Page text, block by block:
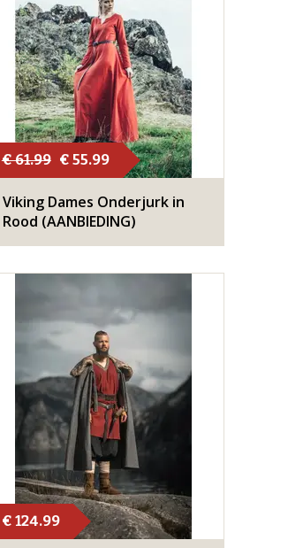
€ 61.99€ 55.99
Viking Dames Onderjurk in
Rood (AANBIEDING)
€ 124.99